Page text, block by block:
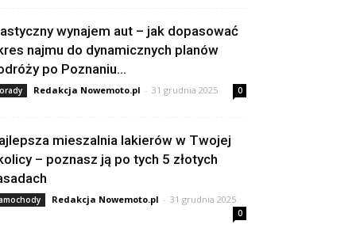
wynajem aut – jak dopasować
najmu do dynamicznych planów
po Poznaniu...
Redakcja Nowemoto.pl - 31 grudnia 2025 0
mieszalnia lakierów w Twojej
– poznasz ją po tych 5 złotych
Redakcja Nowemoto.pl - 31 grudnia 2025
0